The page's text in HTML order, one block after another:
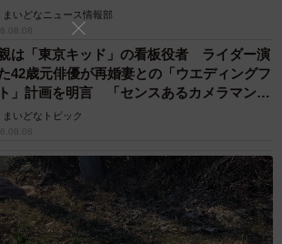
サプリメントや水、代替医療などを患
「アトピービジネス」を取り上げた一
む@アレルギー専門医さんも「ここに踏
あ…」と驚きの声を漏らしているほ
る「『知ること』がぼくの心を強くし
終わりがなくなってしまう」
まいどなニュース情報部
は「東京キッド」の看板役者 ライダー演
42歳元俳優が再婚妻との「ウエディングフ
」計画を明言 「センスあるカメラマン求
まいどなトピック